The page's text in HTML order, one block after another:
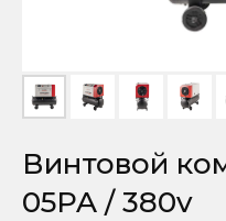
Винтовой
05PA / 380v